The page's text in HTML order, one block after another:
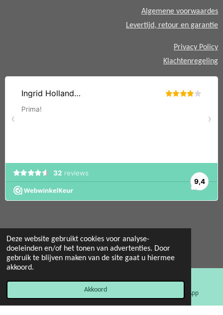
Deze website gebruikt cookies voor analyse-
doeleinden en/of het tonen van advertenties. Door
gebruik te blijven maken van de site gaat u hiermee
akkoord.
Akkoord
Algemene voorwaardes
Levertijd, retour en garantie
Privacy Policy
Klachtenregeling
© 2022 - 2026 Mint 11 giftstore
Powered byJouwWeb
Facebook WhatsApp